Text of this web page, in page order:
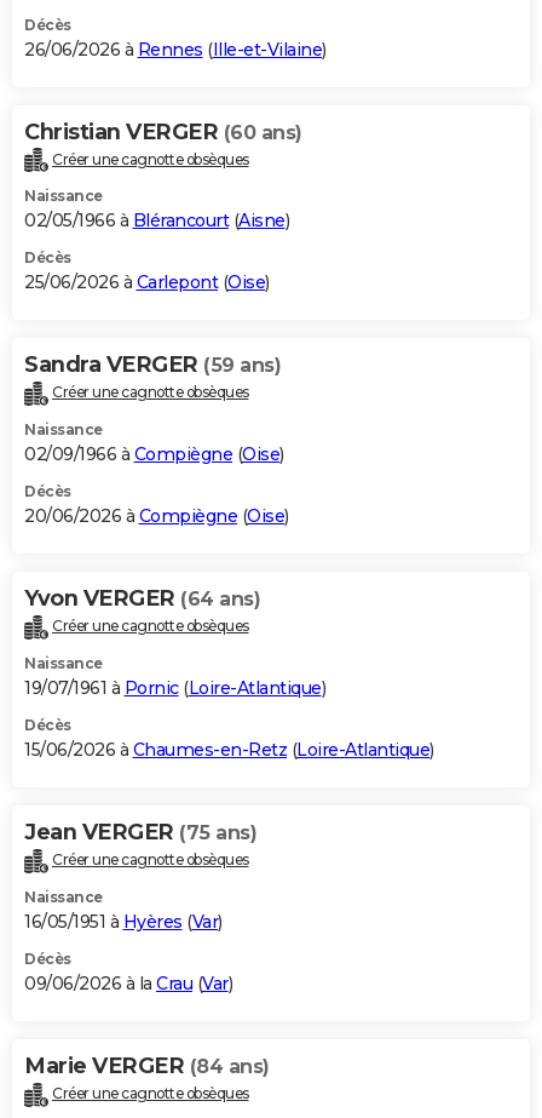
Décès
26/06/2026 à Rennes (Ille-et-Vilaine)
Christian VERGER (60 ans)
Créer une cagnotte obsèques
Naissance
02/05/1966 à Blérancourt(Aisne)
Décès
25/06/2026 à Carlepont(Oise)
Sandra VERGER (59 ans)
Créer une cagnotte obsèques
Naissance
02/09/1966 à Compiègne (Oise)
Décès
20/06/2026 à Compiègne (Oise)
Yvon VERGER (64 ans)
Créer une cagnotte obsèques
Naissance
19/07/1961 à Pornic(Loire-Atlantique)
Décès
15/06/2026 à Chaumes-en-Retz (Loire-Atlantique)
Jean VERGER (75 ans)
Créer une cagnotte obsèques
Naissance
16/05/1951 à Hyères (Var)
Décès
09/06/2026 à la Crau (Var)
Marie VERGER (84 ans)
Créer une cagnotte obsèques